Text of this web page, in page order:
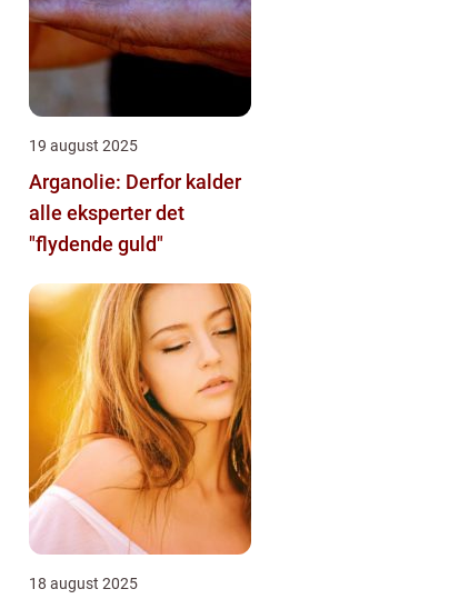
19 august 2025
Arganolie: Derfor kalder
alle eksperter det
"flydende guld"
18 august 2025